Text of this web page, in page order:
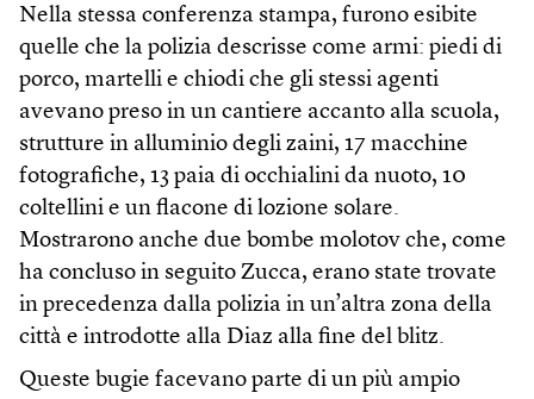
Nella stessa conferenza stampa, furono esibite
quelle che la polizia descrisse come armi: piedi di
porco, martelli e chiodi che gli stessi agenti
avevano preso in un cantiere accanto alla scuola,
strutture in alluminio degli zaini, 17 macchine
fotografiche, 13 paia di occhialini da nuoto, 10
coltellini e un flacone di lozione solare.
Mostrarono anche due bombe molotov che, come
ha concluso in seguito Zucca, erano state trovate
in precedenza dalla polizia in un’altra zona della
città e introdotte alla Diaz alla fine del blitz.
Queste bugie facevano parte di un più ampio